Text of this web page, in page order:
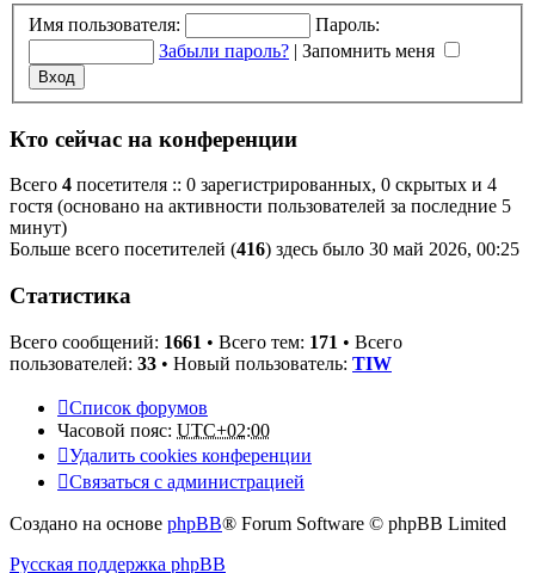
Имя пользователя:
Пароль:
Забыли пароль? | Запомнить меня
Кто сейчас на конференции
Всего 4 посетителя :: 0 зарегистрированных, 0 скрытых и 4
гостя (основано на активности пользователей за последние 5
минут)
Больше всего посетителей (416) здесь было 30 май 2026, 00:25
Статистика
Всего сообщений: 1661 • Всего тем: 171 • Всего
пользователей: 33 • Новый пользователь: TIW
Список форумов
Часовой пояс: UTC+02:00
Удалить cookies конференции
Связаться с администрацией
Создано на основе phpBB® Forum Software © phpBB Limited
Русская поддержка phpBB